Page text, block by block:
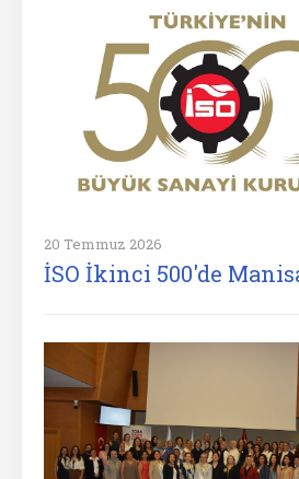
20 Temmuz 2026
İSO İkinci 500'de